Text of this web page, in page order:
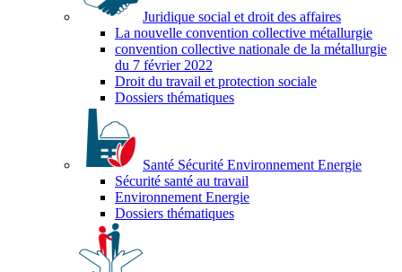
Juridique social et droit des affaires
La nouvelle convention collective métallurgie
convention collective nationale de la métallurgie
du 7 février 2022
Droit du travail et protection sociale
Dossiers thématiques
Santé Sécurité Environnement Energie
Sécurité santé au travail
Environnement Energie
Dossiers thématiques